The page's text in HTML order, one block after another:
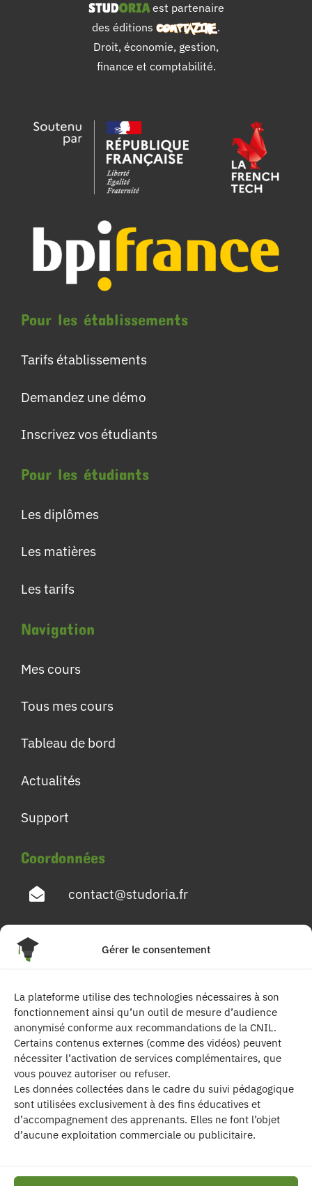
Gérer le consentement
La plateforme utilise des technologies nécessaires à son
fonctionnement ainsi qu’un outil de mesure d’audience
anonymisé conforme aux recommandations de la CNIL.
Certains contenus externes (comme des vidéos) peuvent
nécessiter l’activation de services complémentaires, que
vous pouvez autoriser ou refuser.
Les données collectées dans le cadre du suivi pédagogique
sont utilisées exclusivement à des fins éducatives et
d’accompagnement des apprenants. Elles ne font l’objet
d’aucune exploitation commerciale ou publicitaire.
est partenaire
des éditions
.
Droit, économie, gestion,
finance et comptabilité.
Pour les établissements
Tarifs établissements
Demandez une démo
Inscrivez vos étudiants
Pour les étudiants
Les diplômes
Les matières
Les tarifs
Navigation
Mes cours
Tous mes cours
Tableau de bord
Actualités
Support
Coordonnées
contact@studoria.fr
4 Rue Georges Pompidou
Suivez-nous
| Les contenus publiés sur ce site sont